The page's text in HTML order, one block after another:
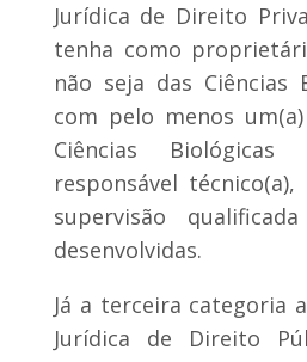
Jurídica de Direito
tenha como
não seja das Ciências
com pelo menos
Ciências Biológicas
responsável
supervisão
desenvolvidas.
Já a terceira categoria
Jurídica de Direito